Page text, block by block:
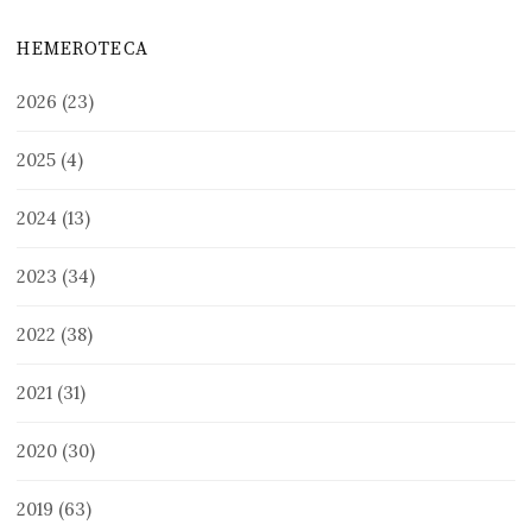
HEMEROTECA
2026 (23)
2025 (4)
2024 (13)
2023 (34)
2022 (38)
2021 (31)
2020 (30)
2019 (63)